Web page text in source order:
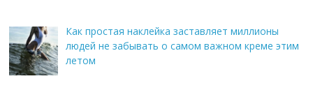
Как простая наклейка заставляет миллионы
людей не забывать о самом важном креме этим
летом